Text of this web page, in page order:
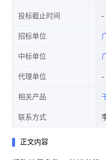
投标截止时间
招标单位
中标单位
代理单位
相关产品
联系方式
正文内容